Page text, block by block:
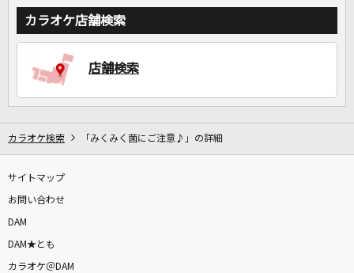
カラオケ店舗検索
店舗検索
カラオケ検索 「みくみく菌にご注意♪」の詳細
サイトマップ
お問い合わせ
DAM
DAM★とも
カラオケ＠DAM